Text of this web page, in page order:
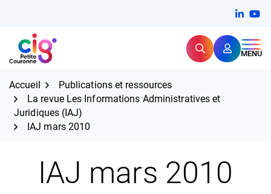
contenu
CIG Petite Couronne RechercherMENU
Expertise et proximité pour
Accueil
Publications et ressources
La revue Les Informations Administratives et
Juridiques (IAJ)
IAJ mars 2010
IAJ mars 2010